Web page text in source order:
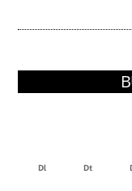
Dl Dt